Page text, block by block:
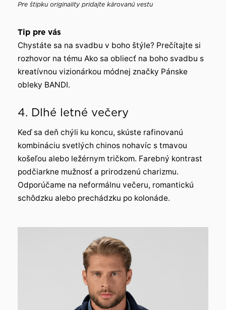
Pre štipku originality pridajte károvanú vestu
Tip pre vás
Chystáte sa na svadbu v boho štýle? Prečítajte si
rozhovor na tému Ako sa obliecť na boho svadbu s
kreatívnou vizionárkou módnej značky Pánske
obleky BANDI.
4. Dlhé letné večery
Keď sa deň chýli ku koncu, skúste rafinovanú
kombináciu svetlých chinos nohavíc s tmavou
košeľou alebo ležérnym tričkom. Farebný kontrast
podčiarkne mužnosť a prirodzenú charizmu.
Odporúčame na neformálnu večeru, romantickú
schôdzku alebo prechádzku po kolonáde.